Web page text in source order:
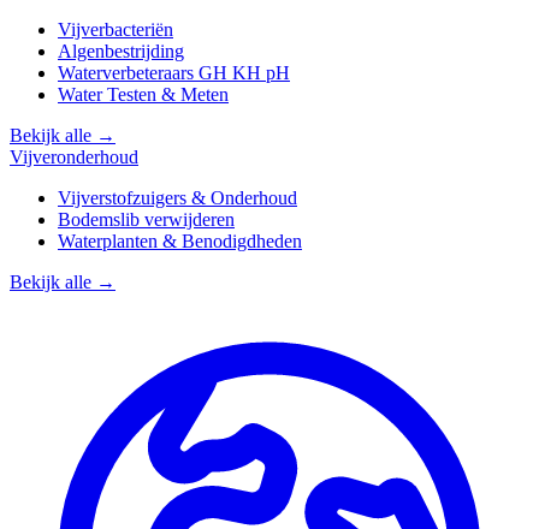
Vijverbacteriën
Algenbestrijding
Waterverbeteraars GH KH pH
Water Testen & Meten
Bekijk alle →
Vijveronderhoud
Vijverstofzuigers & Onderhoud
Bodemslib verwijderen
Waterplanten & Benodigdheden
Bekijk alle →